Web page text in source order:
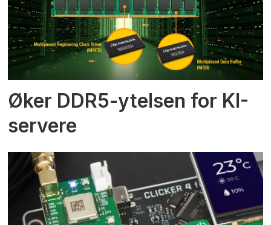
Øker DDR5-ytelsen for KI-
servere